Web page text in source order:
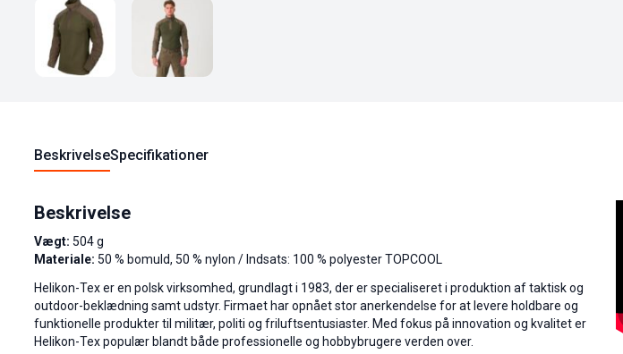
BeskrivelseSpecifikationer
Beskrivelse
Vægt: 504 g
Materiale: 50 % bomuld, 50 % nylon / Indsats: 100 % polyester TOPCOOL
Helikon-Tex er en polsk virksomhed, grundlagt i 1983, der er specialiseret i produktion af taktisk og
outdoor-beklædning samt udstyr. Firmaet har opnået stor anerkendelse for at levere holdbare og
funktionelle produkter til militær, politi og friluftsentusiaster. Med fokus på innovation og kvalitet er
Helikon-Tex populær blandt både professionelle og hobbybrugere verden over.